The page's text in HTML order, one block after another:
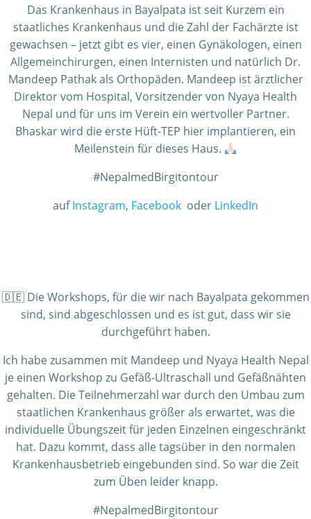
Das Krankenhaus in Bayalpata ist seit Kurzem ein
staatliches Krankenhaus und die Zahl der Fachärzte ist
gewachsen – jetzt gibt es vier, einen Gynäkologen, einen
Allgemeinchirurgen, einen Internisten und natürlich Dr.
Mandeep Pathak als Orthopäden. Mandeep ist ärztlicher
Direktor vom Hospital, Vorsitzender von Nyaya Health
Nepal und für uns im Verein ein wertvoller Partner.
Bhaskar wird die erste Hüft-TEP hier implantieren, ein
Meilenstein für dieses Haus.
#NepalmedBirgitontour
aufInstagram, Facebook oder LinkedIn
🇩🇪 Die Workshops, für die wir nach Bayalpata gekommen
sind, sind abgeschlossen und es ist gut, dass wir sie
durchgeführt haben.
Ich habe zusammen mit Mandeep und Nyaya Health Nepal
je einen Workshop zu Gefäß-Ultraschall und Gefäßnähten
gehalten. Die Teilnehmerzahl war durch den Umbau zum
staatlichen Krankenhaus größer als erwartet, was die
individuelle Übungszeit für jeden Einzelnen eingeschränkt
hat. Dazu kommt, dass alle tagsüber in den normalen
Krankenhausbetrieb eingebunden sind. So war die Zeit
zum Üben leider knapp.
#NepalmedBirgitontour